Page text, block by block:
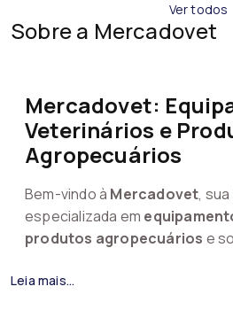
Ver todos
Sobre a Mercadovet
Mercadovet:
Veterinários e
Agropecuários
Bem-vindo à Mercadovet,
especializada em
produtos agropecuários
Leia mais...